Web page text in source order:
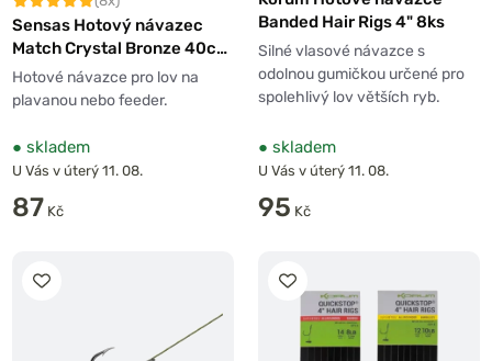
Sensas Hotový návazec
Match Crystal Bronze 40cm
10ks
Hotové návazce pro lov na
plavanou nebo feeder.
● skladem
U Vás v úterý 11. 08.
87 Kč
Banded Hair Rigs 4" 8ks
Silné vlasové návazce s
odolnou gumičkou určené pro
spolehlivý lov větších ryb.
● skladem
U Vás v úterý 11. 08.
95 Kč